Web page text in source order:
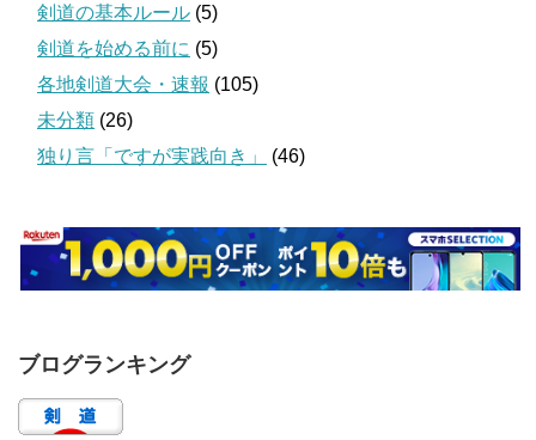
剣道の基本ルール (5)
剣道を始める前に (5)
各地剣道大会・速報 (105)
未分類 (26)
独り言「ですが実践向き」
(46)
ブログランキング